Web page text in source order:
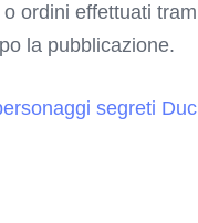
ordini effettuati
la pubblicazione.
segreti